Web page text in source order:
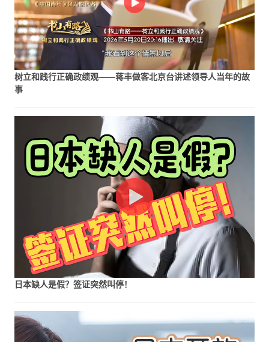
树立和践行正确政绩观——蒋丰做客北京台讲述领导人当年的故
事
日本缺人是假？签证突然叫停！